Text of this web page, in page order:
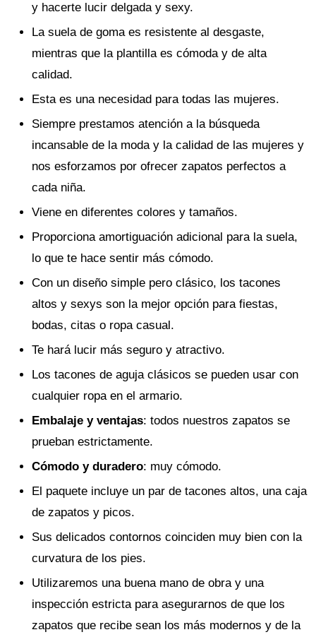
y hacerte lucir delgada y sexy.
La suela de goma es resistente al desgaste,
mientras que la plantilla es cómoda y de alta
calidad.
Esta es una necesidad para todas las mujeres.
Siempre prestamos atención a la búsqueda
incansable de la moda y la calidad de las mujeres y
nos esforzamos por ofrecer zapatos perfectos a
cada niña.
Viene en diferentes colores y tamaños.
Proporciona amortiguación adicional para la suela,
lo que te hace sentir más cómodo.
Con un diseño simple pero clásico, los tacones
altos y sexys son la mejor opción para fiestas,
bodas, citas o ropa casual.
Te hará lucir más seguro y atractivo.
Los tacones de aguja clásicos se pueden usar con
cualquier ropa en el armario.
Embalaje y ventajas: todos nuestros zapatos se
prueban estrictamente.
Cómodo y duradero: muy cómodo.
El paquete incluye un par de tacones altos, una caja
de zapatos y picos.
Sus delicados contornos coinciden muy bien con la
curvatura de los pies.
Utilizaremos una buena mano de obra y una
inspección estricta para asegurarnos de que los
zapatos que recibe sean los más modernos y de la